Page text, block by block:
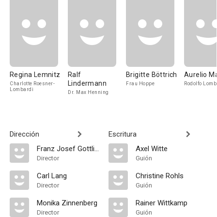
Regina Lemnitz
Charlotte Roesner-
Lombardi
Ralf
Lindermann
Dr. Max Henning
Brigitte Böttrich
Frau Hoppe
Aurelio
Rodolfo
Dirección
Franz Josef Gottlieb
Director
Carl Lang
Director
Monika Zinnenberg
Director
Escritura
Axel Witte
Guión
Christine Rohls
Guión
Rainer Wittkamp
Guión